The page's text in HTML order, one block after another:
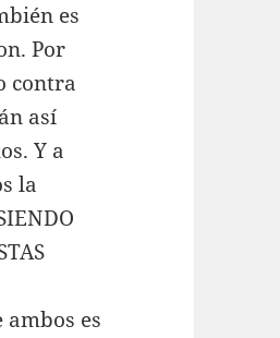
es
Por
contra
así
Y a
la
es